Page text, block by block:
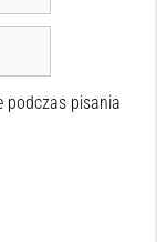
podczas pisania